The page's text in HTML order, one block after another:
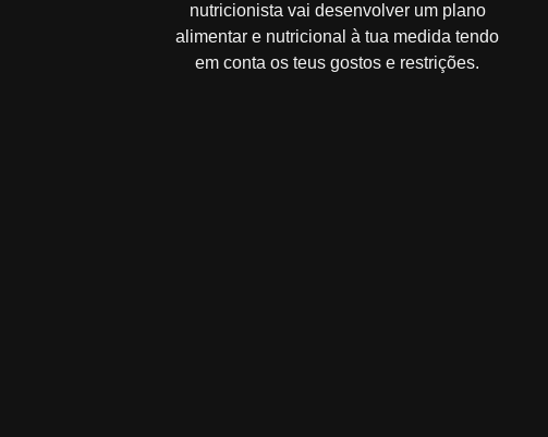
nutricionista vai desenvolver um plano
alimentar e nutricional à tua medida tendo
em conta os teus gostos e restrições.